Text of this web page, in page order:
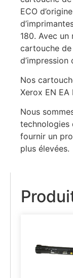
ECO
180. Avec
cartouche
Nos
Xerox EN EA
Nous
technologies
fournir un
plus élevées.